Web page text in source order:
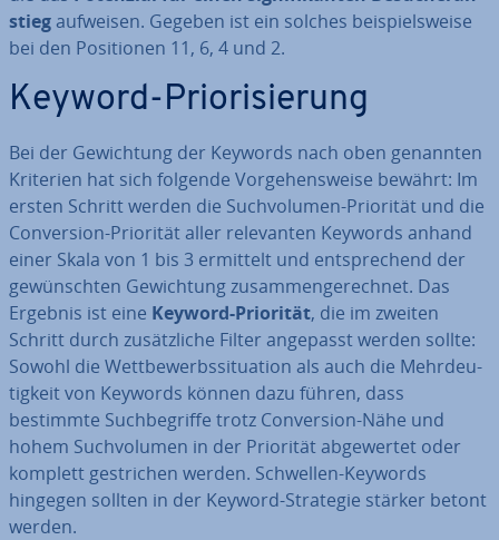
stiegaufweisen. Gegeben ist ein solches bei­spiels­wei­se
bei den Po­si­tio­nen 11, 6, 4 und 2.
Keyword-Prio­ri­sie­rung
Bei der Ge­wich­tung der Keywords nach oben genannten
Kriterien hat sich folgende Vor­ge­hens­wei­se bewährt: Im
ersten Schritt werden die Such­vo­lu­men-Priorität und die
Con­ver­si­on-Priorität aller re­le­van­ten Keywords anhand
einer Skala von 1 bis 3 ermittelt und ent­spre­chend der
ge­wünsch­ten Ge­wich­tung zu­sam­men­ge­rech­net. Das
Ergebnis ist eine Keyword-Priorität, die im zweiten
Schritt durch zu­sätz­li­che Filter angepasst werden sollte:
Sowohl die Wett­be­werbs­si­tua­ti­on als auch die Mehr­deu­
tig­keit von Keywords können dazu führen, dass
bestimmte Such­be­grif­fe trotz Con­ver­si­on-Nähe und
hohem Such­vo­lu­men in der Priorität ab­ge­wer­tet oder
komplett ge­stri­chen werden. Schwellen-Keywords
hingegen sollten in der Keyword-Strategie stärker betont
werden.